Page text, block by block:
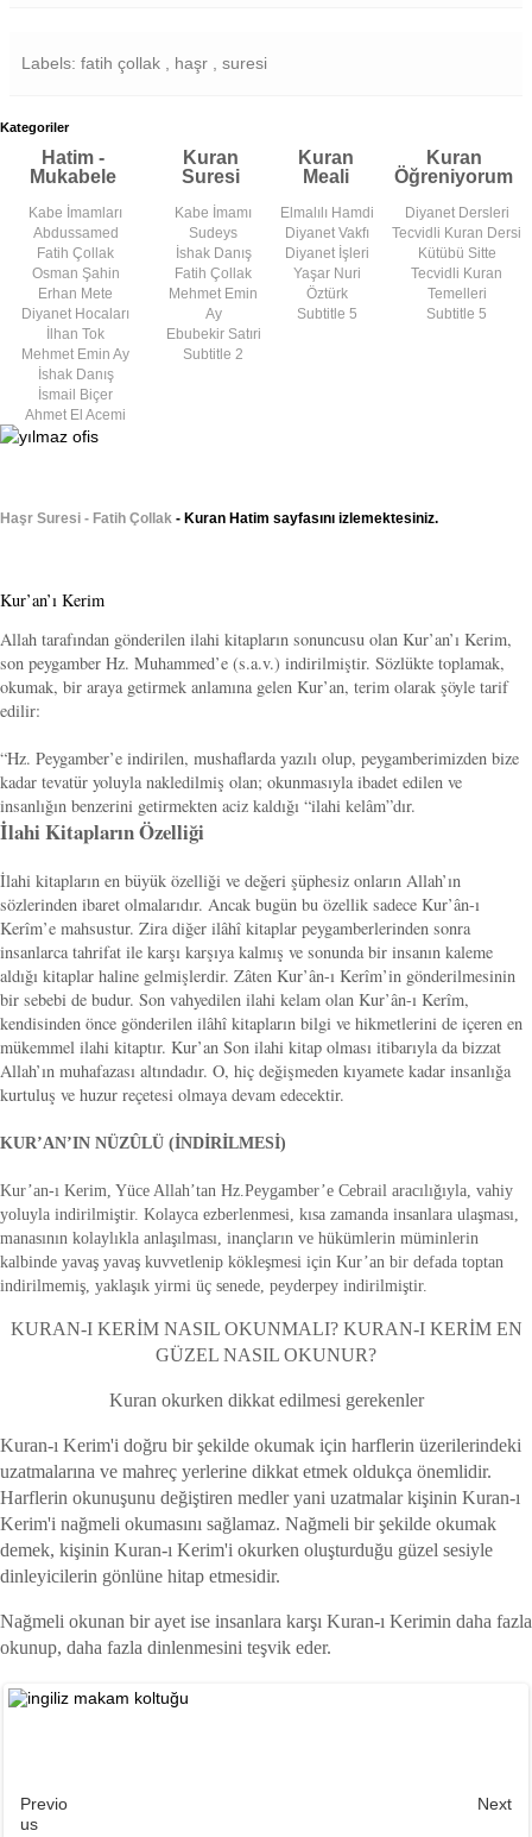
Labels: fatih çollak , haşr , suresi
Kategoriler
Hatim -
Mukabele
Kuran
Suresi
Kuran
Meali
Kuran
Öğreniyorum
Kabe İmamları
Abdussamed
Fatih Çollak
Osman Şahin
Erhan Mete
Diyanet Hocaları
İlhan Tok
Mehmet Emin Ay
İshak Danış
İsmail Biçer
Ahmet El Acemi
Kabe İmamı
Sudeys
İshak Danış
Fatih Çollak
Mehmet Emin
Ay
Ebubekir Satıri
Subtitle 2
Elmalılı Hamdi
Diyanet Vakfı
Diyanet İşleri
Yaşar Nuri
Öztürk
Subtitle 5
Diyanet Dersleri
Tecvidli Kuran Dersi
Kütübü Sitte
Tecvidli Kuran
Temelleri
Subtitle 5
Haşr Suresi - Fatih Çollak - Kuran Hatim sayfasını izlemektesiniz.
Kur’an’ı Kerim
Allah tarafından gönderilen ilahi kitapların sonuncusu olan Kur’an’ı Kerim,
son peygamber Hz. Muhammed’e (s.a.v.) indirilmiştir. Sözlükte toplamak,
okumak, bir araya getirmek anlamına gelen Kur’an, terim olarak şöyle tarif
edilir:
“Hz. Peygamber’e indirilen, mushaflarda yazılı olup, peygamberimizden bize
kadar tevatür yoluyla nakledilmiş olan; okunmasıyla ibadet edilen ve
insanlığın benzerini getirmekten aciz kaldığı “ilahi kelâm”dır.
İlahi Kitapların Özelliği
İlahi kitapların en büyük özelliği ve değeri şüphesiz onların Allah’ın
sözlerinden ibaret olmalarıdır. Ancak bugün bu özellik sadece Kur’ân-ı
Kerîm’e mahsustur. Zira diğer ilâhî kitaplar peygamberlerinden sonra
insanlarca tahrifat ile karşı karşıya kalmış ve sonunda bir insanın kaleme
aldığı kitaplar haline gelmişlerdir. Zâten Kur’ân-ı Kerîm’in gönderilmesinin
bir sebebi de budur. Son vahyedilen ilahi kelam olan Kur’ân-ı Kerîm,
kendisinden önce gönderilen ilâhî kitapların bilgi ve hikmetlerini de içeren en
mükemmel ilahi kitaptır. Kur’an Son ilahi kitap olması itibarıyla da bizzat
Allah’ın muhafazası altındadır. O, hiç değişmeden kıyamete kadar insanlığa
kurtuluş ve huzur reçetesi olmaya devam edecektir.
KUR’AN’IN NÜZÛLÜ (İNDİRİLMESİ)
Kur’an-ı Kerim, Yüce Allah’tan Hz.Peygamber’e Cebrail aracılığıyla, vahiy
yoluyla indirilmiştir. Kolayca ezberlenmesi, kısa zamanda insanlara ulaşması,
manasının kolaylıkla anlaşılması, inançların ve hükümlerin müminlerin
kalbinde yavaş yavaş kuvvetlenip kökleşmesi için Kur’an bir defada toptan
indirilmemiş, yaklaşık yirmi üç senede, peyderpey indirilmiştir.
KURAN-I KERİM NASIL OKUNMALI? KURAN-I KERİM EN
GÜZEL NASIL OKUNUR?
Kuran okurken dikkat edilmesi gerekenler
Kuran-ı Kerim'i doğru bir şekilde okumak için harflerin üzerilerindeki
uzatmalarına ve mahreç yerlerine dikkat etmek oldukça önemlidir.
Harflerin okunuşunu değiştiren medler yani uzatmalar kişinin Kuran-ı
Kerim'i nağmeli okumasını sağlamaz. Nağmeli bir şekilde okumak
demek, kişinin Kuran-ı Kerim'i okurken oluşturduğu güzel sesiyle
dinleyicilerin gönlüne hitap etmesidir.
Nağmeli okunan bir ayet ise insanlara karşı Kuran-ı Kerimin daha fazla
okunup, daha fazla dinlenmesini teşvik eder.
Previo
us
Next